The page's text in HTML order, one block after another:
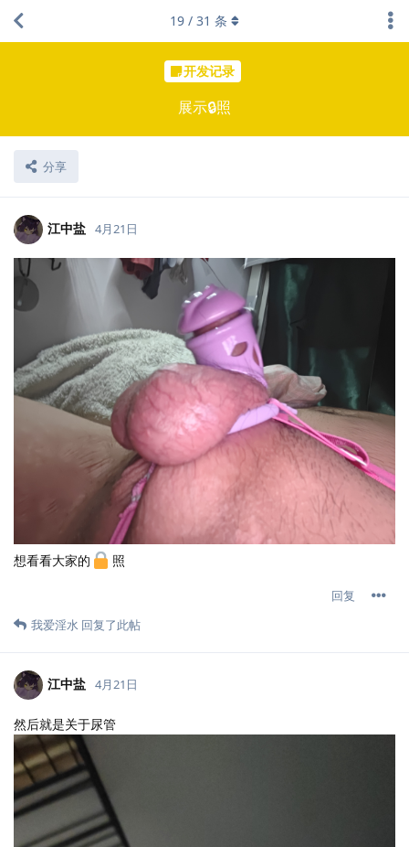
开发记录
展示🔒照
分享
19 / 31 条
江中盐 4月21日
想看看大家的 照
回复
我爱淫水 回复了此帖
江中盐 4月21日
然后就是关于尿管